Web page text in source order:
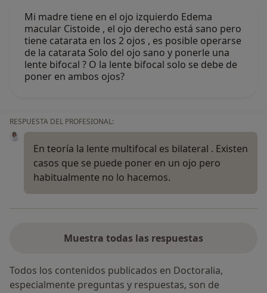
Mi madre tiene en el ojo izquierdo Edema
macular Cistoide , el ojo derecho está sano pero
tiene catarata en los 2 ojos , es posible operarse
de la catarata Solo del ojo sano y ponerle una
lente bifocal ? O la lente bifocal solo se debe de
poner en ambos ojos?
RESPUESTA DEL PROFESIONAL:
En teoría la lente multifocal es bilateral . Existen
casos que se puede poner en un ojo pero
habitualmente no lo hacemos.
Muestra todas las respuestas
Todos los contenidos publicados en Doctoralia,
especialmente preguntas y respuestas, son de
Sí, varias veces
Sí, una vez
No, pero lo consideraría
Continuar